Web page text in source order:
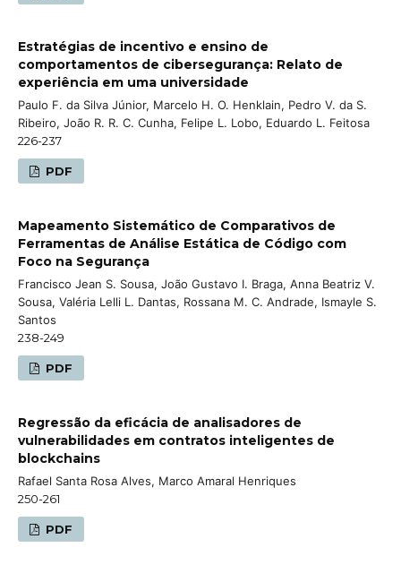
Estratégias de incentivo e ensino de
comportamentos de cibersegurança: Relato de
experiência em uma universidade
Paulo F. da Silva Júnior, Marcelo H. O. Henklain, Pedro V. da S.
Ribeiro, João R. R. C. Cunha, Felipe L. Lobo, Eduardo L. Feitosa
226-237
PDF
Mapeamento Sistemático de Comparativos de
Ferramentas de Análise Estática de Código com
Foco na Segurança
Francisco Jean S. Sousa, João Gustavo I. Braga, Anna Beatriz V.
Sousa, Valéria Lelli L. Dantas, Rossana M. C. Andrade, Ismayle S.
Santos
238-249
PDF
Regressão da eficácia de analisadores de
vulnerabilidades em contratos inteligentes de
blockchains
Rafael Santa Rosa Alves, Marco Amaral Henriques
250-261
PDF